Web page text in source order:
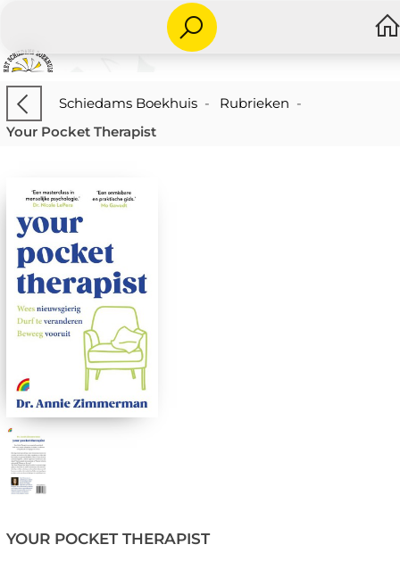
Schiedams Boekhuis- Rubrieken -
Your Pocket Therapist
YOUR POCKET THERAPIST